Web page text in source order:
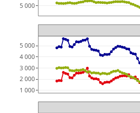
5 000
1 000
2 000
3 000
4 000
5 000